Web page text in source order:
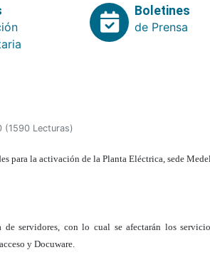
Boletines
de Prensa
(1590 Lecturas)
para la activación de la Planta Eléctrica, sede
servidores, con lo cual se afectarán los
y Docuware.